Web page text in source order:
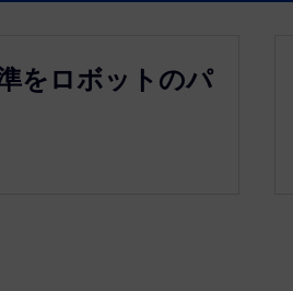
をロボットのパ